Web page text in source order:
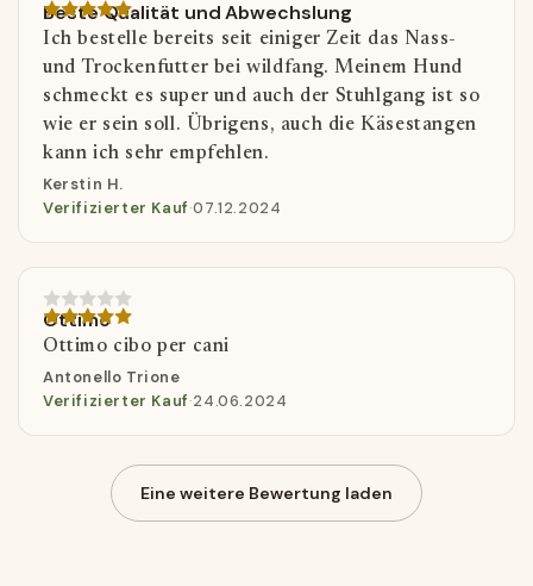
Beste Qualität und Abwechslung
Ich bestelle bereits seit einiger Zeit das Nass-
und Trockenfutter bei wildfang. Meinem Hund
schmeckt es super und auch der Stuhlgang ist so
wie er sein soll. Übrigens, auch die Käsestangen
kann ich sehr empfehlen.
Kerstin H.
Verifizierter Kauf·07.12.2024
Ottimo
Ottimo cibo per cani
Antonello Trione
Verifizierter Kauf·24.06.2024
Eine weitere Bewertung laden